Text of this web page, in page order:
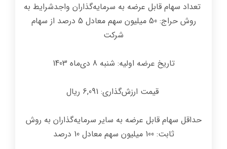
تعداد سهام قابل عرضه به سرمایه‌گذاران واجدشرایط به
روش حراج: 50 میلیون سهم معادل 5 درصد از سهام
شرکت
تاریخ عرضه اولیه: شنبه 8 دی‌ماه 1403
قیمت ارزش‌گذاری: 6,091 ریال
حداقل سهام قابل عرضه به سایر سرمایه‌گذاران به روش
ثابت: 100 میلیون سهم معادل 10 درصد